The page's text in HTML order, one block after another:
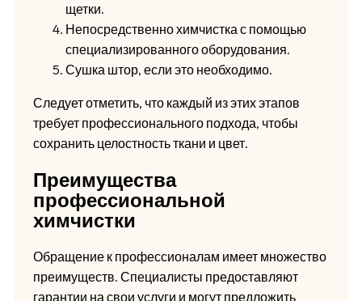
щетки.
Непосредственно химчистка с помощью
специализированного оборудования.
Сушка штор, если это необходимо.
Следует отметить, что каждый из этих этапов
требует профессионального подхода, чтобы
сохранить целостность ткани и цвет.
Преимущества
профессиональной
химчистки
Обращение к профессионалам имеет множество
преимуществ. Специалисты предоставляют
гарантии на свои услуги и могут предложить